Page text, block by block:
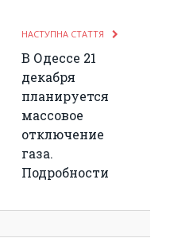
НАСТУПНА СТАТТЯ
В Одессе 21
декабря
планируется
массовое
отключение
газа.
Подробности